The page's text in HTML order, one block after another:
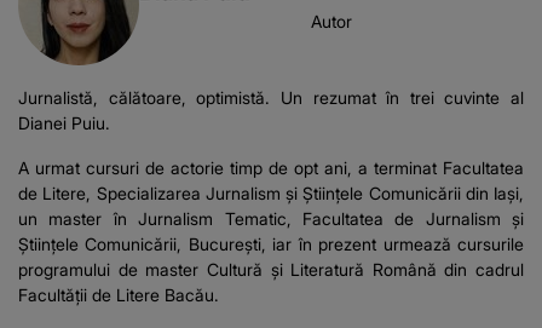
Autor
Jurnalistă, călătoare, optimistă. Un rezumat în trei cuvinte al
Dianei Puiu.
A urmat cursuri de actorie timp de opt ani, a terminat Facultatea
de Litere, Specializarea Jurnalism și Științele Comunicării din Iași,
un master în Jurnalism Tematic, Facultatea de Jurnalism și
Științele Comunicării, București, iar în prezent urmează cursurile
programului de master Cultură și Literatură Română din cadrul
Facultății de Litere Bacău.